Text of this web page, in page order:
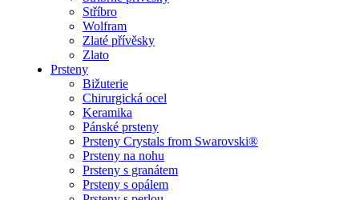
Stříbro
Wolfram
Zlaté přívěsky
Zlato
Prsteny
Bižuterie
Chirurgická ocel
Keramika
Pánské prsteny
Prsteny Crystals from Swarovski®
Prsteny na nohu
Prsteny s granátem
Prsteny s opálem